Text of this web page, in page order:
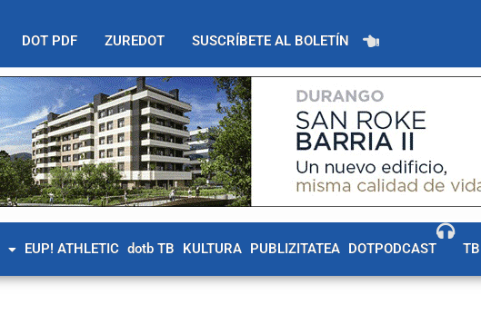
DOT PDF ZUREDOT SUSCRÍBETE AL BOLETÍN
EUP! ATHLETIC dotb TB KULTURA PUBLIZITATEA DOTPODCAST